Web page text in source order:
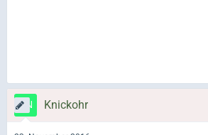
Knickohr